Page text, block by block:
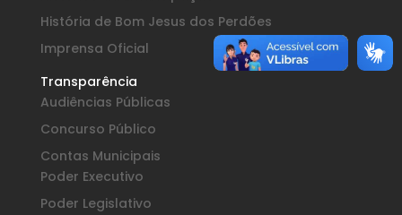
História de Bom Jesus dos Perdões
Imprensa Oficial
Transparência
Audiências Públicas
Concurso Público
Contas Municipais
Poder Executivo
Poder Legislativo